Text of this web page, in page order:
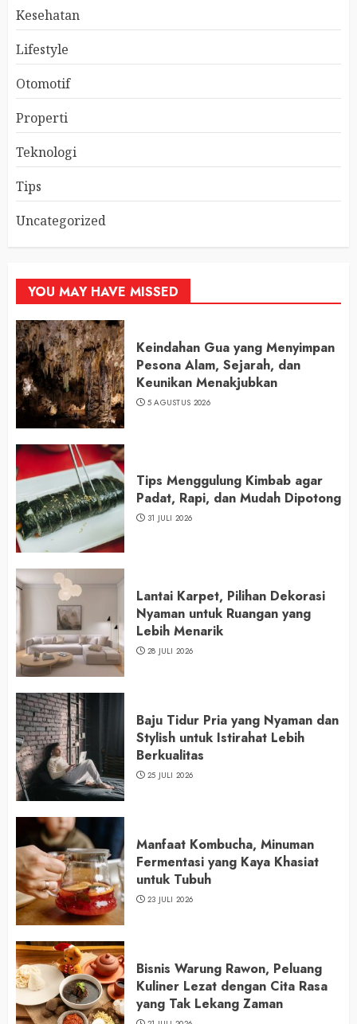
Kesehatan
Lifestyle
Otomotif
Properti
Teknologi
Tips
Uncategorized
YOU MAY HAVE MISSED
Keindahan Gua yang Menyimpan
Pesona Alam, Sejarah, dan
Keunikan Menakjubkan
5 AGUSTUS 2026
Tips Menggulung Kimbab agar
Padat, Rapi, dan Mudah Dipotong
31 JULI 2026
Lantai Karpet, Pilihan Dekorasi
Nyaman untuk Ruangan yang
Lebih Menarik
28 JULI 2026
Baju Tidur Pria yang Nyaman dan
Stylish untuk Istirahat Lebih
Berkualitas
25 JULI 2026
Manfaat Kombucha, Minuman
Fermentasi yang Kaya Khasiat
untuk Tubuh
23 JULI 2026
Bisnis Warung Rawon, Peluang
Kuliner Lezat dengan Cita Rasa
yang Tak Lekang Zaman